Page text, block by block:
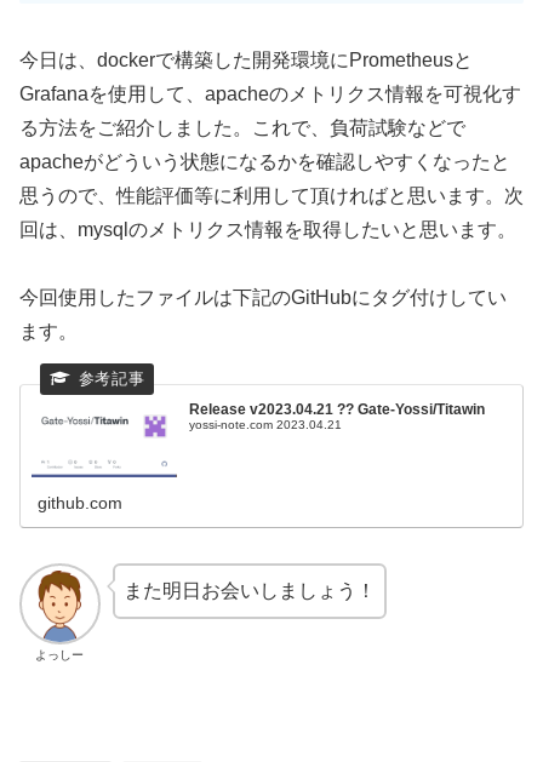
今日は、dockerで構築した開発環境にPrometheusと
Grafanaを使用して、apacheのメトリクス情報を可視化す
る方法をご紹介しました。これで、負荷試験などで
apacheがどういう状態になるかを確認しやすくなったと
思うので、性能評価等に利用して頂ければと思います。次
回は、mysqlのメトリクス情報を取得したいと思います。
今回使用したファイルは下記のGitHubにタグ付けしてい
ます。
Release v2023.04.21 ?? Gate-Yossi/Titawin
yossi-note.com 2023.04.21
github.com
よっしー
また明日お会いしましょう！